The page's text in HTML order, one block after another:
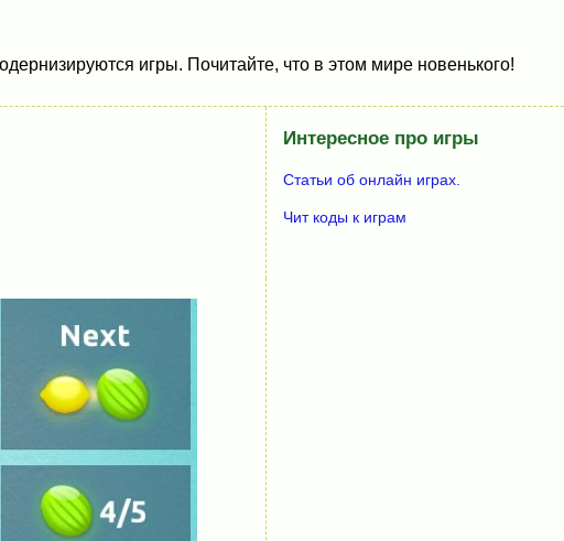
игры. Почитайте, что в этом мире новенького!
Интересное про игры
Статьи об онлайн играх.
Чит коды к играм